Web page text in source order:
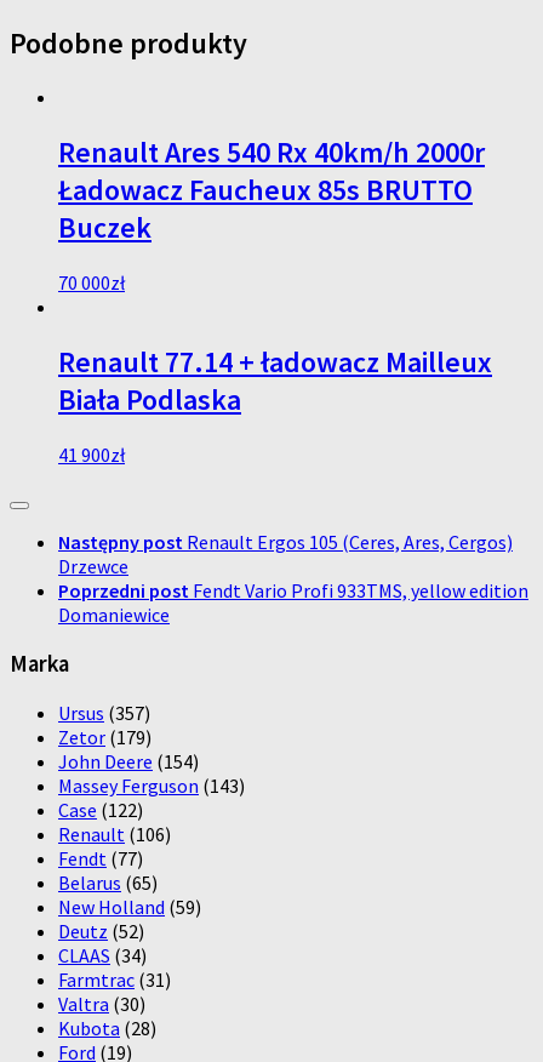
Podobne produkty
Renault Ares 540 Rx 40km/h 2000r
Ładowacz Faucheux 85s BRUTTO
Buczek
70 000zł
Renault 77.14 + ładowacz Mailleux
Biała Podlaska
41 900zł
Następny post Renault Ergos 105 (Ceres, Ares, Cergos)
Drzewce
Poprzedni post Fendt Vario Profi 933TMS, yellow edition
Domaniewice
Marka
Ursus (357)
Zetor (179)
John Deere (154)
Massey Ferguson (143)
Case (122)
Renault (106)
Fendt (77)
Belarus (65)
New Holland (59)
Deutz (52)
CLAAS (34)
Farmtrac (31)
Valtra (30)
Kubota (28)
Ford (19)